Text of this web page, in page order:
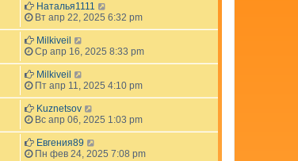
Наталья1111
Вт апр 22, 2025 6:32 pm
Milkiveil
Ср апр 16, 2025 8:33 pm
Milkiveil
Пт апр 11, 2025 4:10 pm
Kuznetsov
Вс апр 06, 2025 1:03 pm
Евгения89
Пн фев 24, 2025 7:08 pm